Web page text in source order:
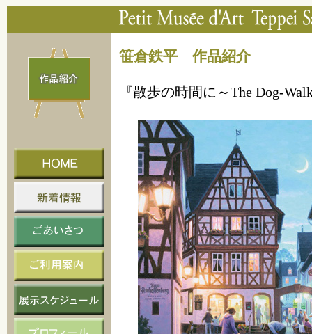
笹倉鉄平 作品紹介
『散歩の時間に～The Dog-